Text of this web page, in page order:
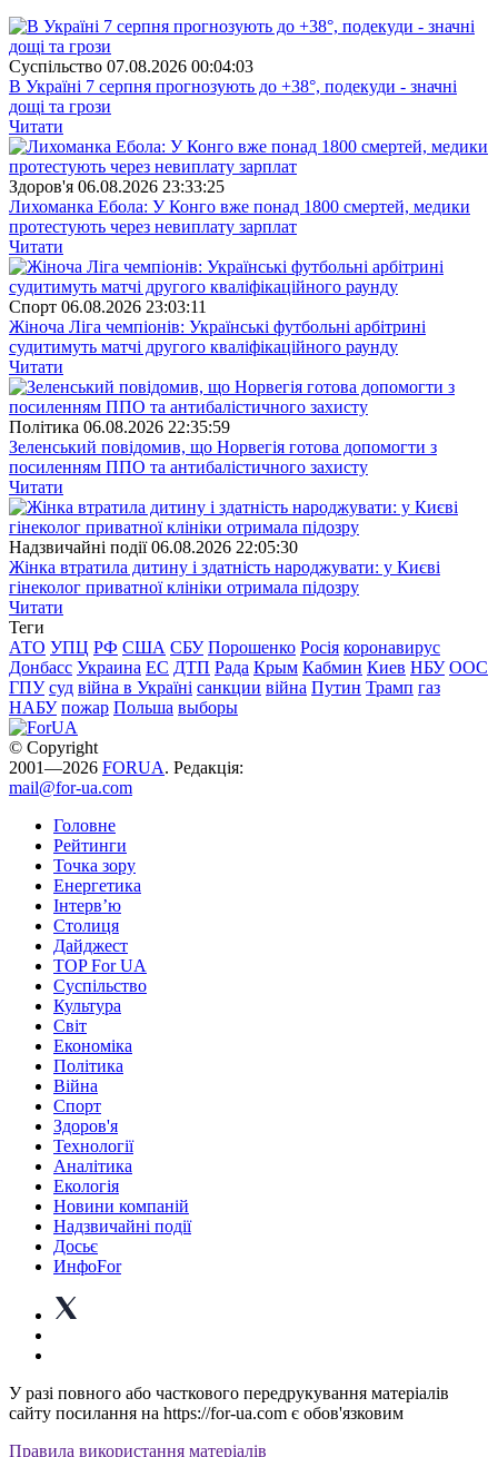
Суспiльство 07.08.2026 00:04:03
В Україні 7 серпня прогнозують до +38°, подекуди - значні
дощі та грози
Читати
Здоров'я 06.08.2026 23:33:25
Лихоманка Ебола: У Конго вже понад 1800 смертей, медики
протестують через невиплату зарплат
Читати
Спорт 06.08.2026 23:03:11
Жіноча Ліга чемпіонів: Українські футбольні арбітрині
судитимуть матчі другого кваліфікаційного раунду
Читати
Полiтика 06.08.2026 22:35:59
Зеленський повідомив, що Норвегія готова допомогти з
посиленням ППО та антибалістичного захисту
Читати
Надзвичайні події 06.08.2026 22:05:30
Жінка втратила дитину і здатність народжувати: у Києві
гінеколог приватної клініки отримала підозру
Читати
Теги
АТО УПЦ РФ США СБУ Порошенко Росія коронавирус
Донбасс Украина ЕС ДТП Рада Крым Кабмин Киев НБУ ООС
ГПУ суд війна в Україні санкции війна Путин Трамп газ
НАБУ пожар Польша выборы
© Copyright
2001—2026 FORUA. Редакція:
mail@for-ua.com
Головне
Рейтинги
Точка зору
Енергетика
Інтерв’ю
Столиця
Дайджест
TOP For UA
Суспiльство
Культура
Світ
Економіка
Політика
Війна
Спорт
Здоров'я
Технології
Аналітика
Екологія
Новини компаній
Надзвичайні події
Досьє
ИнфоFor
У разі повного або часткового передрукування матеріалів
сайту посилання на https://for-ua.com є обов'язковим
Правила використання матеріалів